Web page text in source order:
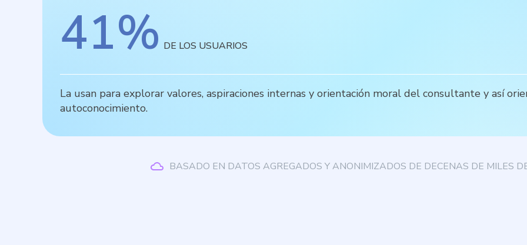
41% DE LOS USUARIOS
La usan para explorar valores, aspiraciones internas y orientación moral del consultante y así
autoconocimiento.
BASADO EN DATOS AGREGADOS Y ANONIMIZADOS DE DECENAS DE MILES